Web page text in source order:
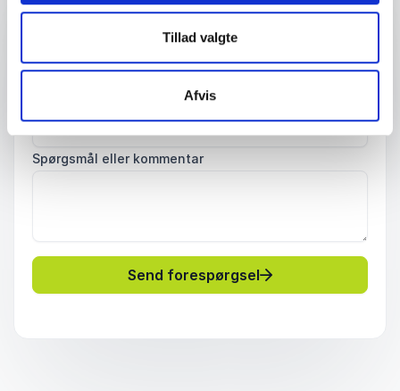
Tillad valgte
Afvis
Spørgsmål eller kommentar
Send forespørgsel